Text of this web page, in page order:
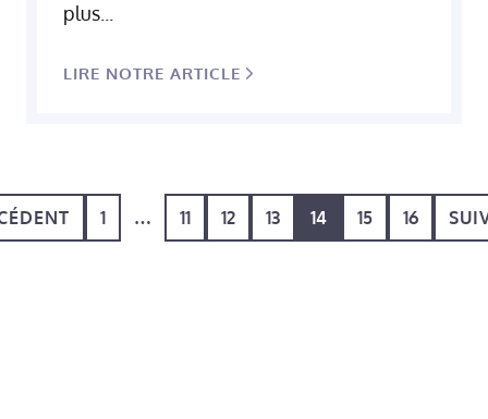
plus...
LIRE NOTRE ARTICLE
1 … 11 12 13 14 15 16